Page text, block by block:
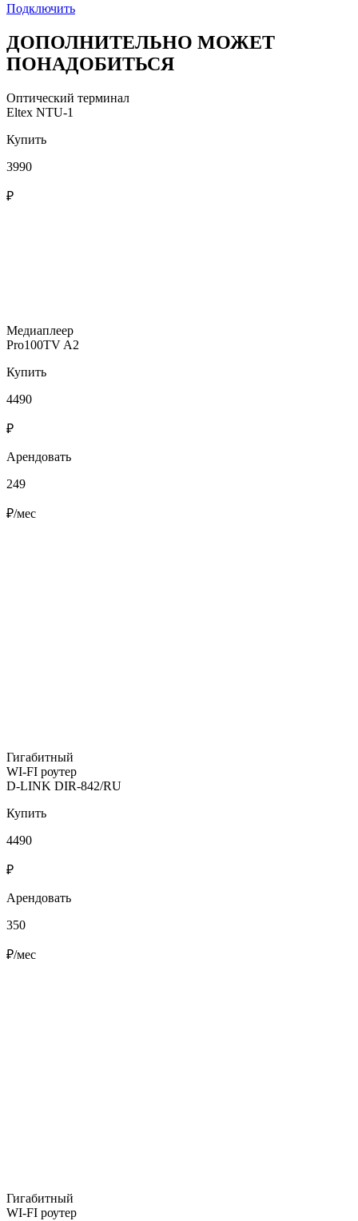
Подключить
ДОПОЛНИТЕЛЬНО МОЖЕТ
ПОНАДОБИТЬСЯ
Оптический терминал
Eltex NTU-1
Купить
3990
₽
Медиаплеер
Pro100TV A2
Купить
4490
₽
Арендовать
249
₽/мес
Гигабитный
WI-FI роутер
D-LINK DIR-842/RU
Купить
4490
₽
Арендовать
350
₽/мес
Гигабитный
WI-FI роутер